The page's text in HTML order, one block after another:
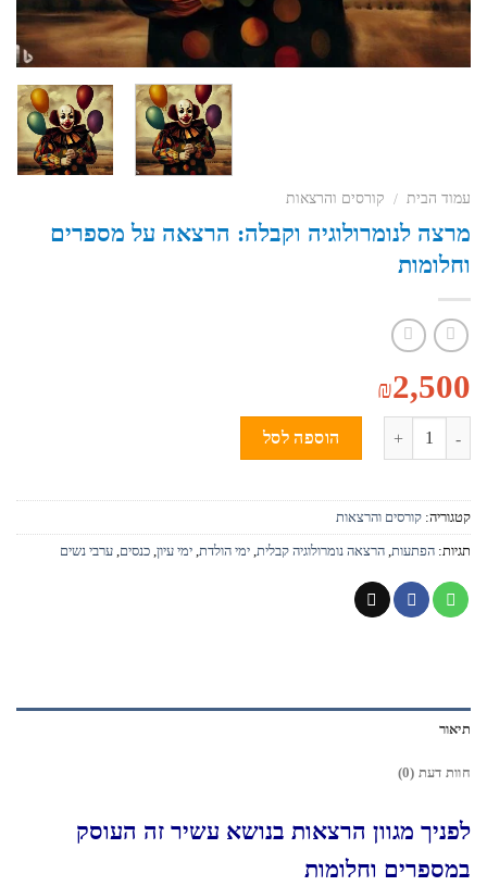
עמוד הבית / קורסים והרצאות
מרצה לנומרולוגיה וקבלה: הרצאה על מספרים
וחלומות
₪2,500
הוספה לסל
קטגוריה: קורסים והרצאות
תגיות: הפתעות, הרצאה נומרולוגיה קבלית, ימי הולדת, ימי עיון, כנסים, ערבי נשים
תיאור
חוות דעת (0)
לפניך מגוון הרצאות בנושא עשיר זה העוסק
במספרים וחלומות